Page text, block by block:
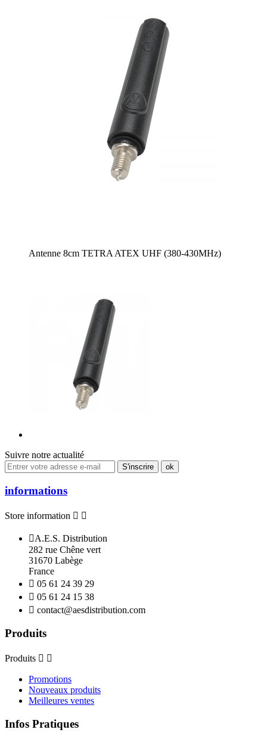
Antenne 8cm TETRA ATEX UHF (380-430MHz)
Suivre notre actualité
informations
Store information  
A.E.S. Distribution
282 rue Chêne vert
31670 Labège
France
 05 61 24 39 29
 05 61 24 15 38
 contact@aesdistribution.com
Produits
Produits  
Promotions
Nouveaux produits
Meilleures ventes
Infos Pratiques